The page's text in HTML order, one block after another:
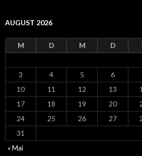
AUGUST 2026
M D M D
3
4 5 6
10
11 12 13
17
18 19 20
24
25 26 27
31
« Mai